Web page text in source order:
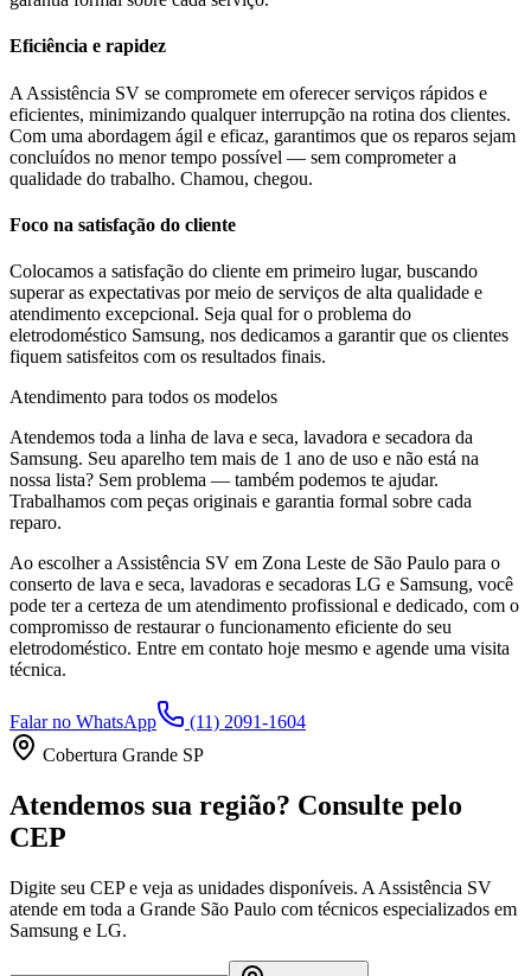
Eficiência e rapidez
A Assistência SV se compromete em oferecer serviços rápidos e
eficientes, minimizando qualquer interrupção na rotina dos clientes.
Com uma abordagem ágil e eficaz, garantimos que os reparos sejam
concluídos no menor tempo possível — sem comprometer a
qualidade do trabalho. Chamou, chegou.
Foco na satisfação do cliente
Colocamos a satisfação do cliente em primeiro lugar, buscando
superar as expectativas por meio de serviços de alta qualidade e
atendimento excepcional. Seja qual for o problema do
eletrodoméstico Samsung, nos dedicamos a garantir que os clientes
fiquem satisfeitos com os resultados finais.
Atendimento para todos os modelos
Atendemos toda a linha de lava e seca, lavadora e secadora da
Samsung. Seu aparelho tem mais de 1 ano de uso e não está na
nossa lista? Sem problema — também podemos te ajudar.
Trabalhamos com peças originais e garantia formal sobre cada
reparo.
Ao escolher a Assistência SV em Zona Leste de São Paulo para o
conserto de lava e seca, lavadoras e secadoras LG e Samsung, você
pode ter a certeza de um atendimento profissional e dedicado, com o
compromisso de restaurar o funcionamento eficiente do seu
eletrodoméstico. Entre em contato hoje mesmo e agende uma visita
técnica.
Falar no WhatsApp
(11) 2091-1604
Cobertura Grande SP
Atendemos sua região? Consulte pelo
CEP
Digite seu CEP e veja as unidades disponíveis. A Assistência SV
atende em toda a Grande São Paulo com técnicos especializados em
Samsung e LG.